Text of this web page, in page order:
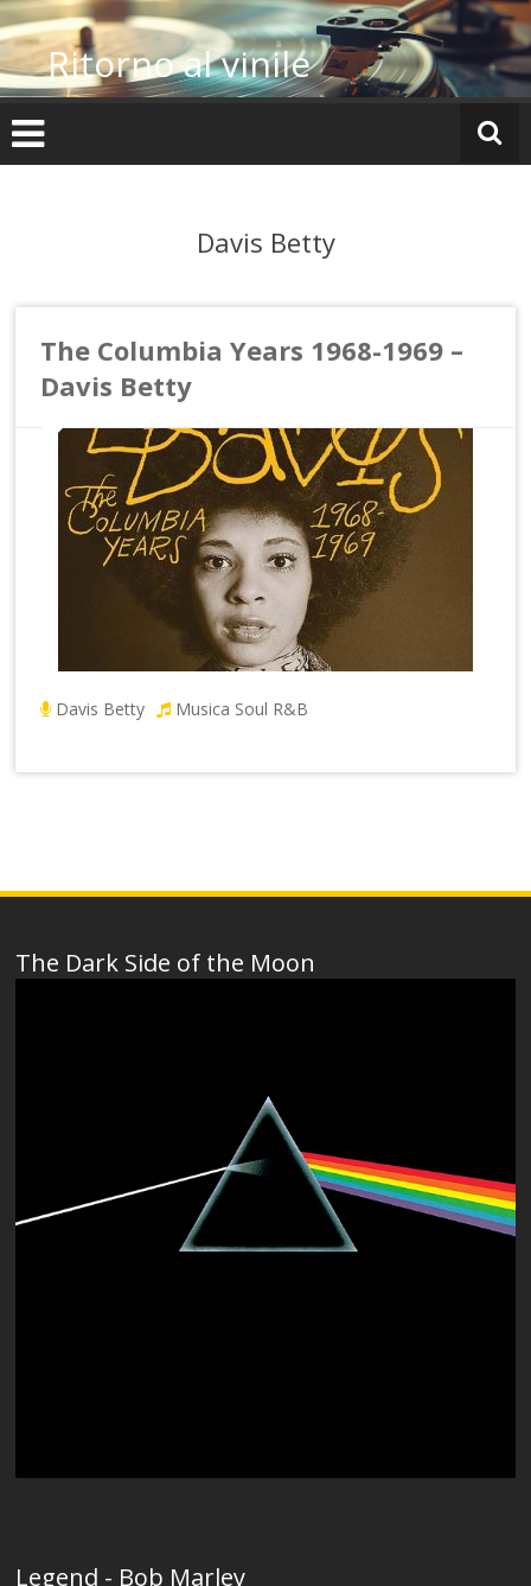
Vai
al
contenutoRitorno al vinile
Davis Betty
The Columbia Years 1968-1969 –
Davis Betty
Davis Betty Musica Soul R&B
The Dark Side of the Moon
Legend - Bob Marley